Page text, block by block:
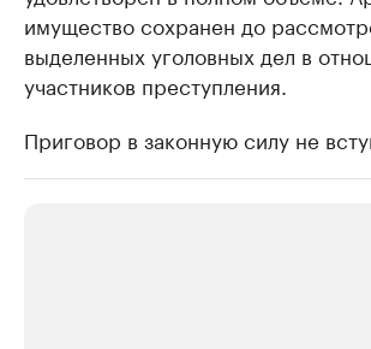
имущество сохранен до
выделенных уголовных дел в
участников преступления.
Приговор в законную силу не